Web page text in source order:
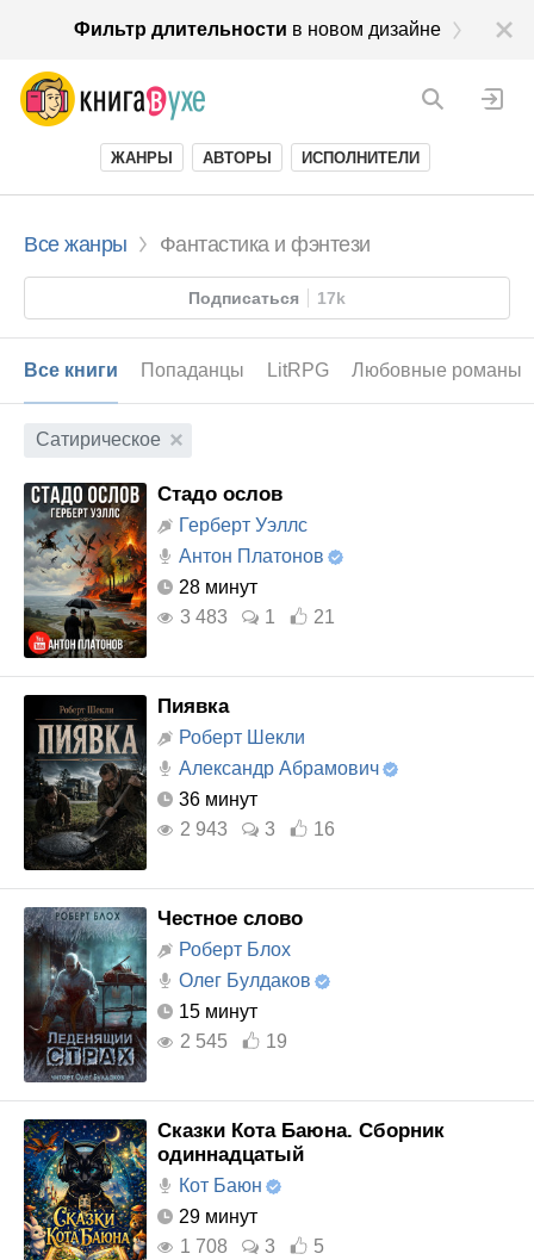
Фильтр длительности в новом дизайне
ЖАНРЫ АВТОРЫ ИСПОЛНИТЕЛИ
Все жанры Фантастика и фэнтези
Подписаться 17k
Все книги Попаданцы LitRPG Любовные романы
Сатирическое
Стадо ослов
Герберт Уэллс
Антон Платонов
28 минут
3 483
1 21
Пиявка
Роберт Шекли
Александр Абрамович
36 минут
2 943
3 16
Честное слово
Роберт Блох
Олег Булдаков
15 минут
2 545
19
Сказки Кота Баюна. Сборник
одиннадцатый
Кот Баюн
29 минут
1 708
3 5